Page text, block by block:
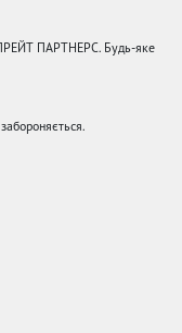
ПАРТНЕРС. Будь-яке